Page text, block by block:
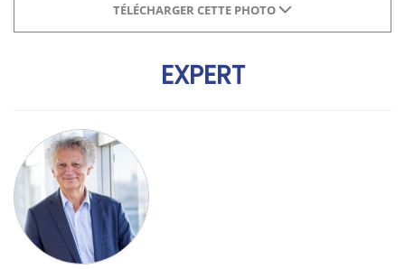
TÉLÉCHARGER CETTE PHOTO
EXPERT